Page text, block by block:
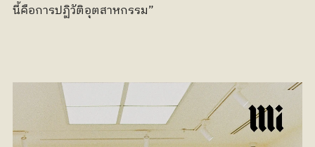
นี้คือการปฏิวัติอุตสาหกรรม”